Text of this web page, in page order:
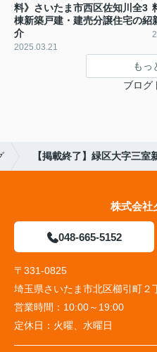
料》さいたま市西区佐知川全3
棟新築戸建・建売分譲住宅の紹
介
2025.03.21
もっ
ブログ
【掲載終了】緑区大字三
株式会社
048-665-5152
〒331-0825
埼玉県さいたま市北区櫛引町２
営業時間： 10:00～19:00
定休日： 火曜、水曜日